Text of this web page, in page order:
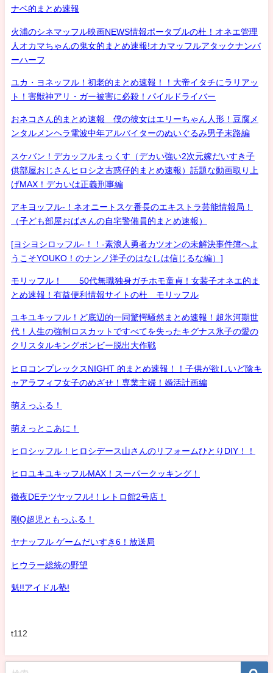
ナベ的まとめ速報
火浦のシネマッフル映画NEWS情報ポータブルの杜！オネエ管理
人オカマちゃんの鬼女的まとめ速報!オカマッフルアタックナンバ
ーハーフ
ユカ・ヨネッフル！初老的まとめ速報！！大帝イタチにラリアッ
ト！害獣神アリ・ガー被害に必殺！パイルドライバー
おネコさん的まとめ速報 僕の彼女はエリーちゃん人形！豆腐メ
ンタルメンヘラ電波中年アルバイターのぬいぐるみ男子末路編
スケバン！デカッフルまっくす（デカい強い2次元嫁だいすき子
供部屋おじさんヒロシ之古惑仔的まとめ速報）話題な動画取り上
げMAX！デカいは正義刑事編
アキヨッフル-！ネオニートスケ番長のエキストラ芸能情報局！
（子ども部屋おばさんの自宅警備員的まとめ速報）
[ヨシヨシロッフル-！！-素浪人勇者カツオンの未解決事件簿へよ
うこそYOUKO！のナンノ洋子のはなしは信じるな編）]
モリッフル！ 50代無職独身ガチホモ童貞！女装子オネエ的ま
とめ速報！有益便利情報サイトの杜 モリッフル
ユキユキッフル！ど底辺的一同驚愕騒然まとめ速報！超氷河期世
代！人生の強制ロスカットですべてを失ったキグナス氷子の愛の
クリスタルキングボンビー脱出大作戦
ヒロコンプレックスNIGHT 的まとめ速報！！子供が欲しいど陰キ
ャアラフィフ女子のめざせ！専業主婦！婚活計画編
萌えっふる！
萌えっとこあに！
ヒロシッフル！ヒロシデース山さんのリフォームひとりDIY！！
ヒロユキユキッフルMAX！スーパークッキング！
徹夜DEテツヤッフル!！レトロ館2号店！
剛Q超児ともっふる！
ヤナッフル ゲームだいすき6！放送局
ヒウラー総統の野望
魁!!アイドル塾!
t112